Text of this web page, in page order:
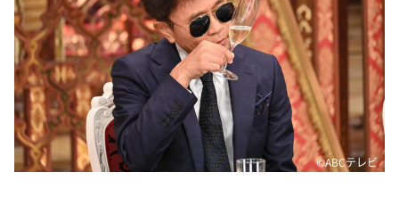
©ABCテレビ